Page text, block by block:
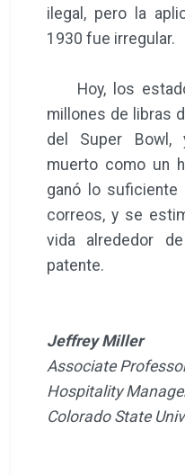
ilegal, pero la
1930 fue irregular.
Hoy, los
millones de libras
del Super Bowl,
muerto como un
ganó lo
correos, y se
vida alrededor
patente.
Jeffrey Miller
Associate
Hospitality
Colorado State